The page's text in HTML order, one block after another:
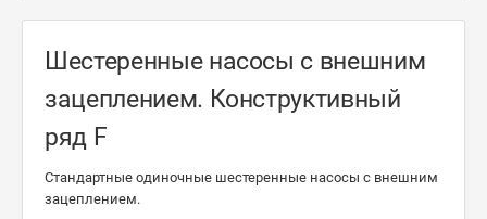
Шестеренные насосы с внешним
зацеплением. Конструктивный
ряд F
Стандартные одиночные шестеренные насосы с внешним
зацеплением.